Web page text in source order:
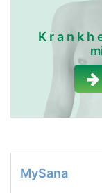
MySana